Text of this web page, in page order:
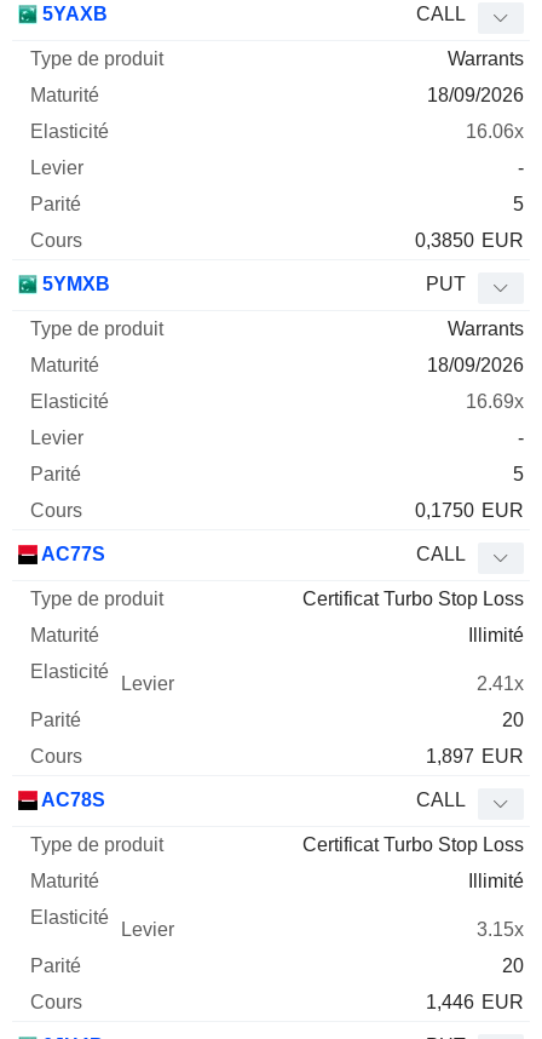
5YAXB CALL
Warrants
18/09/2026
16.06x
-
5
0,3850 EUR
5YMXB PUT
Warrants
18/09/2026
16.69x
-
5
0,1750 EUR
AC77S CALL
Certificat Turbo Stop Loss
Illimité
2.41x
20
1,897 EUR
AC78S CALL
Certificat Turbo Stop Loss
Illimité
3.15x
20
1,446 EUR